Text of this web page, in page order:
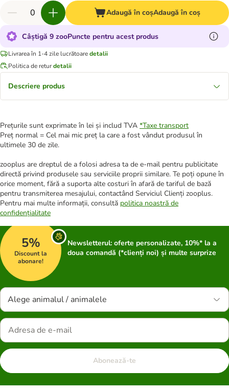
Adaugă în coșAdaugă în coș
Câștigă 9 zooPuncte pentru acest produs
Livrarea în 1-4 zile lucrătoaredetalii
Politica de returdetalii
Descriere produs
Prețurile sunt exprimate în lei și includ TVA *Taxe transport
Preț normal = Cel mai mic preț la care a fost vândut produsul în
ultimele 30 de zile.
zooplus are dreptul de a folosi adresa ta de e-mail pentru publicitate
directă privind produsele sau serviciile proprii similare. Te poți opune în
orice moment, fără a suporta alte costuri în afară de tariful de bază
pentru transmiterea mesajului, contactând Serviciul Clienți zooplus.
Pentru mai multe informații, consultă politica noastră de
confidențialitate
5%
Discount la
abonare!
Newsletterul: oferte personalizate, 10%* la a
doua comandă (*clienți noi) și multe surprize
Alege animalul / animalele
Abonează-te